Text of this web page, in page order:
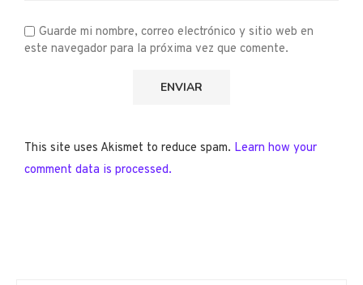
Guarde mi nombre, correo electrónico y sitio web en
este navegador para la próxima vez que comente.
This site uses Akismet to reduce spam. Learn how your
comment data is processed.